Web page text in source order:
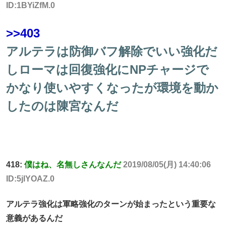
ID:1BYiZfM.0
>>403
アルテラは防御バフ解除でいい強化だ
しローマは回復強化にNPチャージで
かなり使いやすくなったが環境を動か
したのは陳宮なんだ
418: 僕はね、名無しさんなんだ 2019/08/05(月) 14:40:06
ID:5jlYOAZ.0
アルテラ強化は軍略強化のターンが始まったという重要な
意義があるんだ